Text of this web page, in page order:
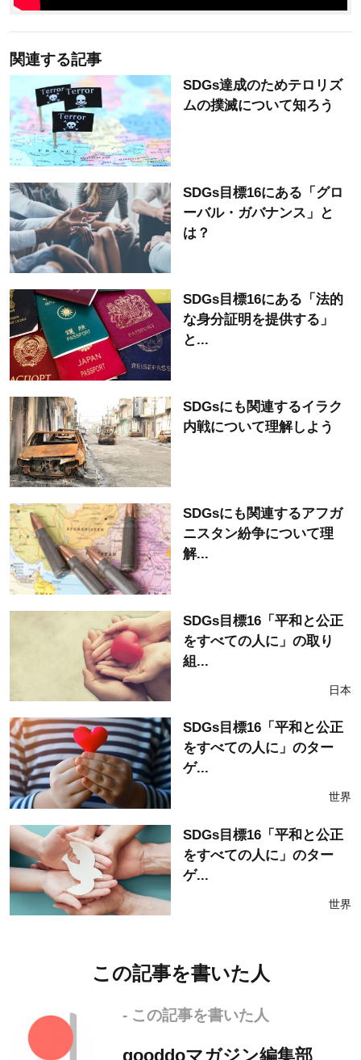
関連する記事
SDGs達成のためテロリズ
ムの撲滅について知ろう
SDGs目標16にある「グロ
ーバル・ガバナンス」と
は？
SDGs目標16にある「法的
な身分証明を提供する」
と...
SDGsにも関連するイラク
内戦について理解しよう
SDGsにも関連するアフガ
ニスタン紛争について理
解...
SDGs目標16「平和と公正
をすべての人に」の取り
組...
日本
SDGs目標16「平和と公正
をすべての人に」のター
ゲ...
世界
SDGs目標16「平和と公正
をすべての人に」のター
ゲ...
世界
この記事を書いた人
- この記事を書いた人
gooddoマガジン編集部